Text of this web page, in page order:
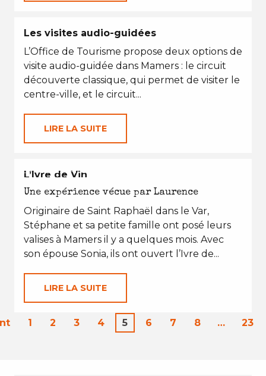
Les visites audio-guidées
L’Office de Tourisme propose deux options de
visite audio-guidée dans Mamers : le circuit
découverte classique, qui permet de visiter le
centre-ville, et le circuit...
LIRE LA SUITE
EN TOUTES SAISONS
L’Ivre de Vin
Une expérience vécue par Laurence
Originaire de Saint Raphaël dans le Var,
Stéphane et sa petite famille ont posé leurs
valises à Mamers il y a quelques mois. Avec
son épouse Sonia, ils ont ouvert l’Ivre de...
LIRE LA SUITE
1 2 3 4 5 6 7 8 … 23